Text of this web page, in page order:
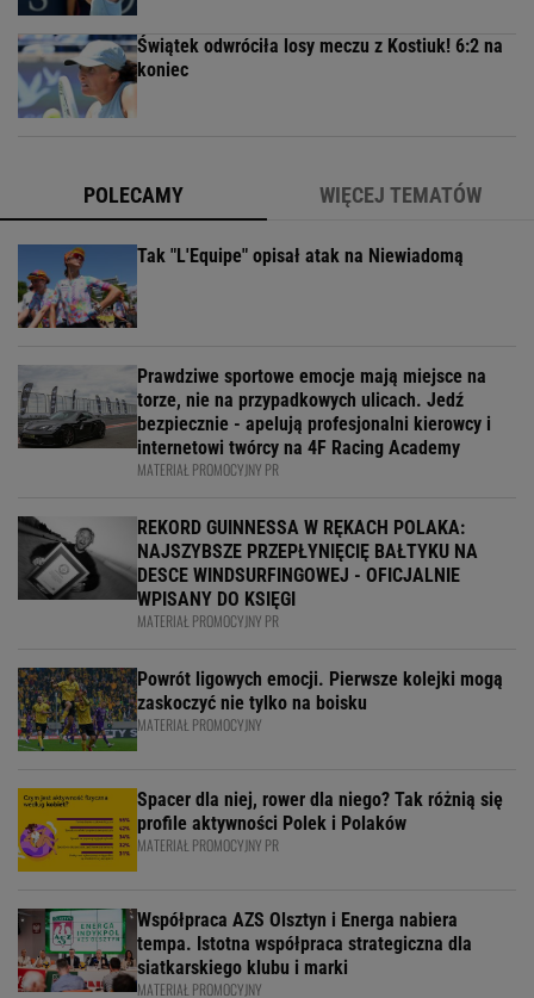
Świątek odwróciła losy meczu z Kostiuk! 6:2 na
koniec
POLECAMY WIĘCEJ TEMATÓW
Tak "L'Equipe" opisał atak na Niewiadomą
Prawdziwe sportowe emocje mają miejsce na
torze, nie na przypadkowych ulicach. Jedź
bezpiecznie - apelują profesjonalni kierowcy i
internetowi twórcy na 4F Racing Academy
MATERIAŁ PROMOCYJNY PR
REKORD GUINNESSA W RĘKACH POLAKA:
NAJSZYBSZE PRZEPŁYNIĘCIĘ BAŁTYKU NA
DESCE WINDSURFINGOWEJ - OFICJALNIE
WPISANY DO KSIĘGI
MATERIAŁ PROMOCYJNY PR
Powrót ligowych emocji. Pierwsze kolejki mogą
zaskoczyć nie tylko na boisku
MATERIAŁ PROMOCYJNY
Spacer dla niej, rower dla niego? Tak różnią się
profile aktywności Polek i Polaków
MATERIAŁ PROMOCYJNY PR
Współpraca AZS Olsztyn i Energa nabiera
tempa. Istotna współpraca strategiczna dla
siatkarskiego klubu i marki
MATERIAŁ PROMOCYJNY